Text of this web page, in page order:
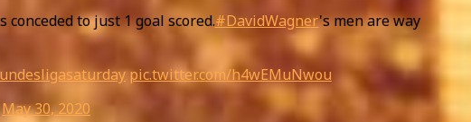
to just 1 goal scored.#DavidWagner's men are way
pic.twitter.com/h4wEMuNwou
May 30, 2020